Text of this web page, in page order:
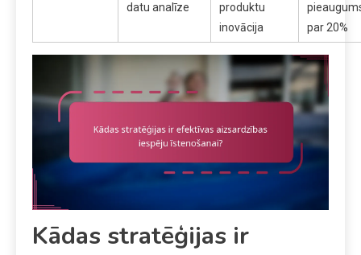
datu analīze
produktu
inovācija
par 20%
Kādas stratēģijas ir